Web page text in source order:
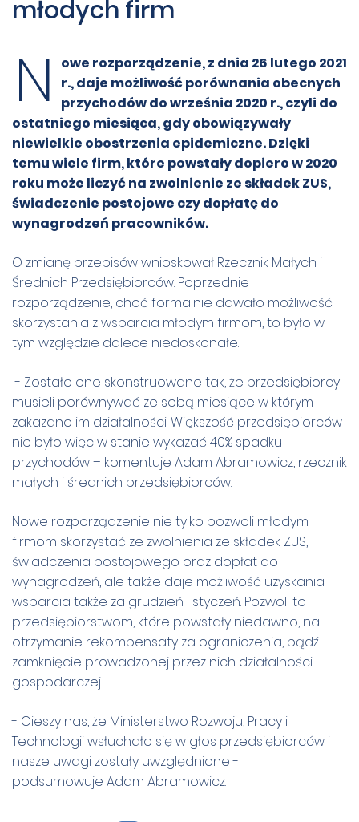
młodych firm
N
owe rozporządzenie, z dnia 26 lutego 2021
r., daje możliwość porównania obecnych
przychodów do września 2020 r., czyli do
ostatniego miesiąca, gdy obowiązywały
niewielkie obostrzenia epidemiczne. Dzięki
temu wiele firm, które powstały dopiero w 2020
roku może liczyć na zwolnienie ze składek ZUS,
świadczenie postojowe czy dopłatę do
wynagrodzeń pracowników.
O zmianę przepisów wnioskował Rzecznik Małych i
Średnich Przedsiębiorców. Poprzednie
rozporządzenie, choć formalnie dawało możliwość
skorzystania z wsparcia młodym firmom, to było w
tym względzie dalece niedoskonałe.
- Zostało one skonstruowane tak, że przedsiębiorcy
musieli porównywać ze sobą miesiące w którym
zakazano im działalności. Większość przedsiębiorców
nie było więc w stanie wykazać 40% spadku
przychodów – komentuje Adam Abramowicz, rzecznik
małych i średnich przedsiębiorców.
Nowe rozporządzenie nie tylko pozwoli młodym
firmom skorzystać ze zwolnienia ze składek ZUS,
świadczenia postojowego oraz dopłat do
wynagrodzeń, ale także daje możliwość uzyskania
wsparcia także za grudzień i styczeń. Pozwoli to
przedsiębiorstwom, które powstały niedawno, na
otrzymanie rekompensaty za ograniczenia, bądź
zamknięcie prowadzonej przez nich działalności
gospodarczej.
- Cieszy nas, że Ministerstwo Rozwoju, Pracy i
Technologii wsłuchało się w głos przedsiębiorców i
nasze uwagi zostały uwzględnione -
podsumowuje Adam Abramowicz.